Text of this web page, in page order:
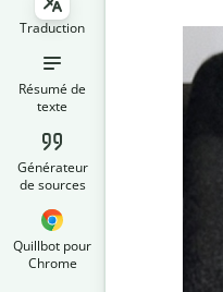
Traduction
Résumé de
texte
Générateur
de sources
Quillbot pour
Chrome